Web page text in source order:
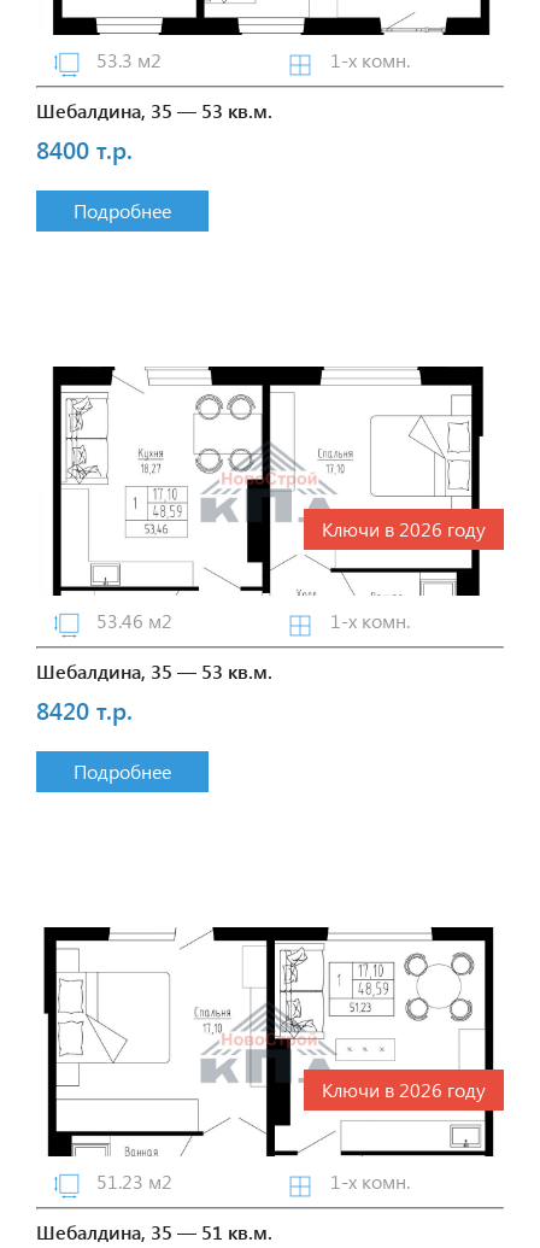
53.3 м2
1-х комн.
Шебалдина, 35 — 53 кв.м.
8400 т.р.
Подробнее
Ключи в 2026 году
53.46 м2
1-х комн.
Шебалдина, 35 — 53 кв.м.
8420 т.р.
Подробнее
Ключи в 2026 году
51.23 м2
1-х комн.
Шебалдина, 35 — 51 кв.м.